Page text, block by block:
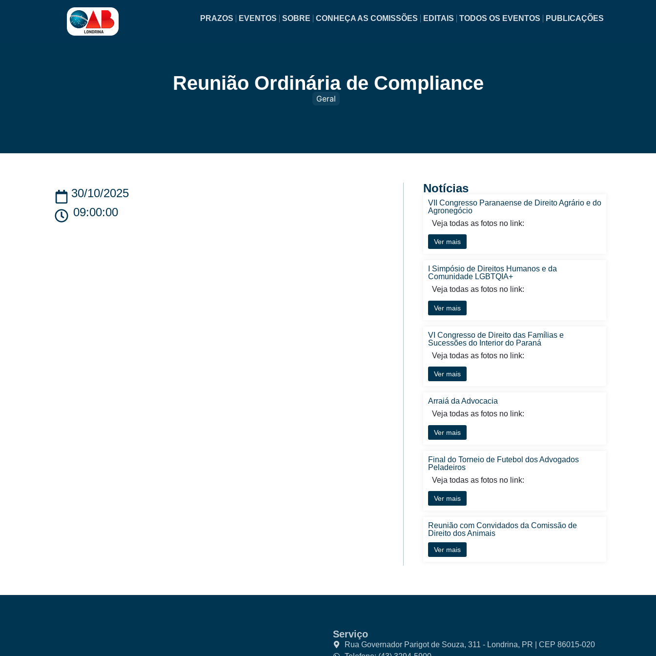
PRAZOS EVENTOS SOBRE CONHEÇA AS COMISSÕES EDITAIS TODOS OS EVENTOS PUBLICAÇÕES
Reunião Ordinária de Compliance
Geral
30/10/2025
09:00:00
Notícias
VII Congresso Paranaense de Direito Agrário e do
Agronegócio
Veja todas as fotos no link:
Ver mais
I Simpósio de Direitos Humanos e da
Comunidade LGBTQIA+
Veja todas as fotos no link:
Ver mais
VI Congresso de Direito das Famílias e
Sucessões do Interior do Paraná
Veja todas as fotos no link:
Ver mais
Arraiá da Advocacia
Veja todas as fotos no link:
Ver mais
Final do Torneio de Futebol dos Advogados
Peladeiros
Veja todas as fotos no link:
Ver mais
Reunião com Convidados da Comissão de
Direito dos Animais
Ver mais
Serviço
Rua Governador Parigot de Souza, 311 - Londrina, PR | CEP 86015-020